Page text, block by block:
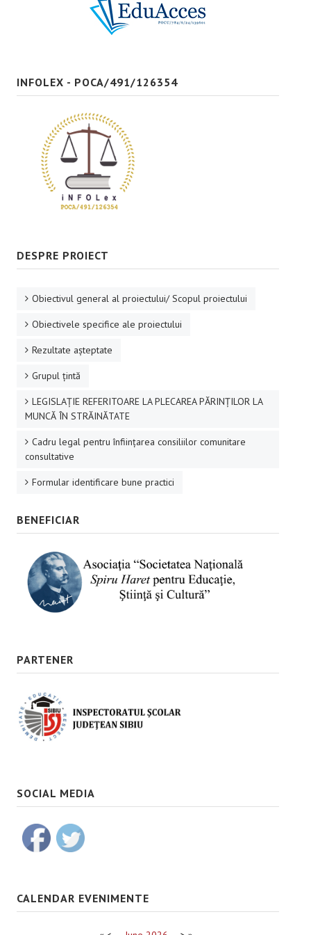
INFOLEX - POCA/491/126354
DESPRE PROIECT
Obiectivul general al proiectului/ Scopul proiectului
Obiectivele specifice ale proiectului
Rezultate aşteptate
Grupul ţintă
LEGISLAȚIE REFERITOARE LA PLECAREA PĂRINȚILOR LA
MUNCĂ ÎN STRĂINĂTATE
Cadru legal pentru înființarea consiliilor comunitare
consultative
Formular identificare bune practici
BENEFICIAR
PARTENER
SOCIAL MEDIA
CALENDAR EVENIMENTE